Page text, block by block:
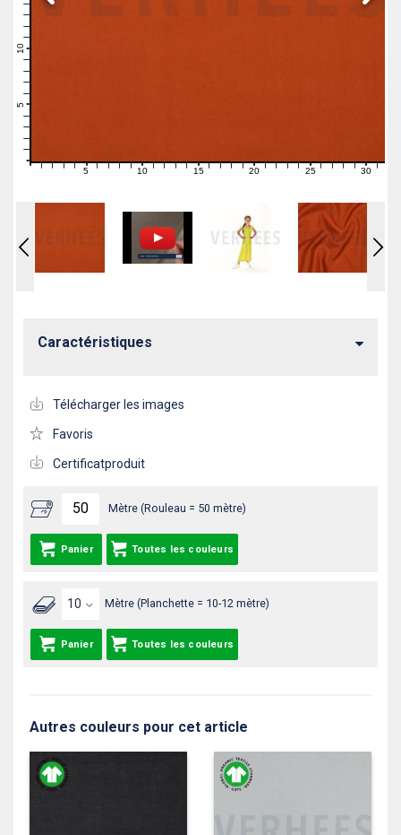
11
1 2 3 4 6 7 89 11121314 16171819 21222324 26272829 31
Mètre (Rouleau = 50 mètre)
Panier Toutes les couleurs
Mètre (Planchette = 10-12 mètre)
Panier Toutes les couleurs
Caractéristiques
Télécharger les images
Favoris
Certificatproduit
Autres couleurs pour cet article